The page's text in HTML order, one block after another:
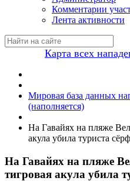
Комментарии
Лента активности
Карта всех
Мировая база данных
(наполняется)
На Гавайях на пляже
акула убила туриста
На Гавайях на пляже
тигровая акула убила